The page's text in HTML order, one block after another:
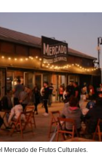
Mercado de Frutos Culturales.